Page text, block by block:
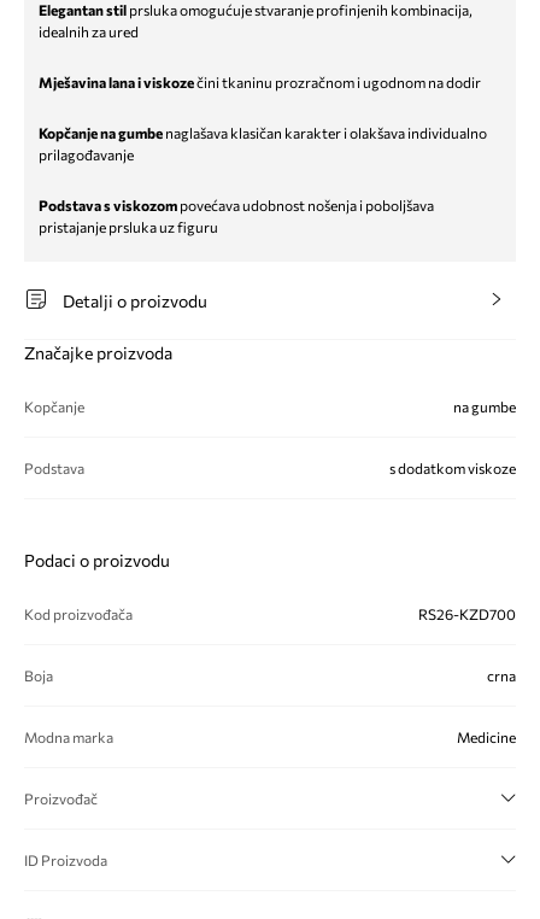
Elegantan stil prsluka omogućuje stvaranje profinjenih kombinacija,
idealnih za ured
Mješavina lana i viskozečini tkaninu prozračnom i ugodnom na dodir
Kopčanje na gumbe naglašava klasičan karakter i olakšava individualno
prilagođavanje
Podstava s viskozom povećava udobnost nošenja i poboljšava
pristajanje prsluka uz figuru
Detalji o proizvodu
Značajke proizvoda
Kopčanje na gumbe
Podstava s dodatkom viskoze
Podaci o proizvodu
Kod proizvođača RS26-KZD700
Boja crna
Modna marka Medicine
Proizvođač
ID Proizvoda